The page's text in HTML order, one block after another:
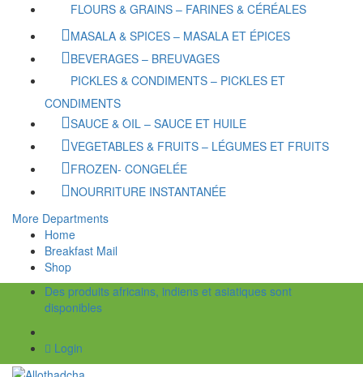
FLOURS & GRAINS – FARINES & CÉRÉALES
MASALA & SPICES – MASALA ET ÉPICES
BEVERAGES – BREUVAGES
PICKLES & CONDIMENTS – PICKLES ET
CONDIMENTS
SAUCE & OIL – SAUCE ET HUILE
VEGETABLES & FRUITS – LÉGUMES ET FRUITS
FROZEN- CONGELÉE
NOURRITURE INSTANTANÉE
More Departments
Home
Breakfast Mail
Shop
Des produits africains, indiens et asiatiques sont
disponibles
Login